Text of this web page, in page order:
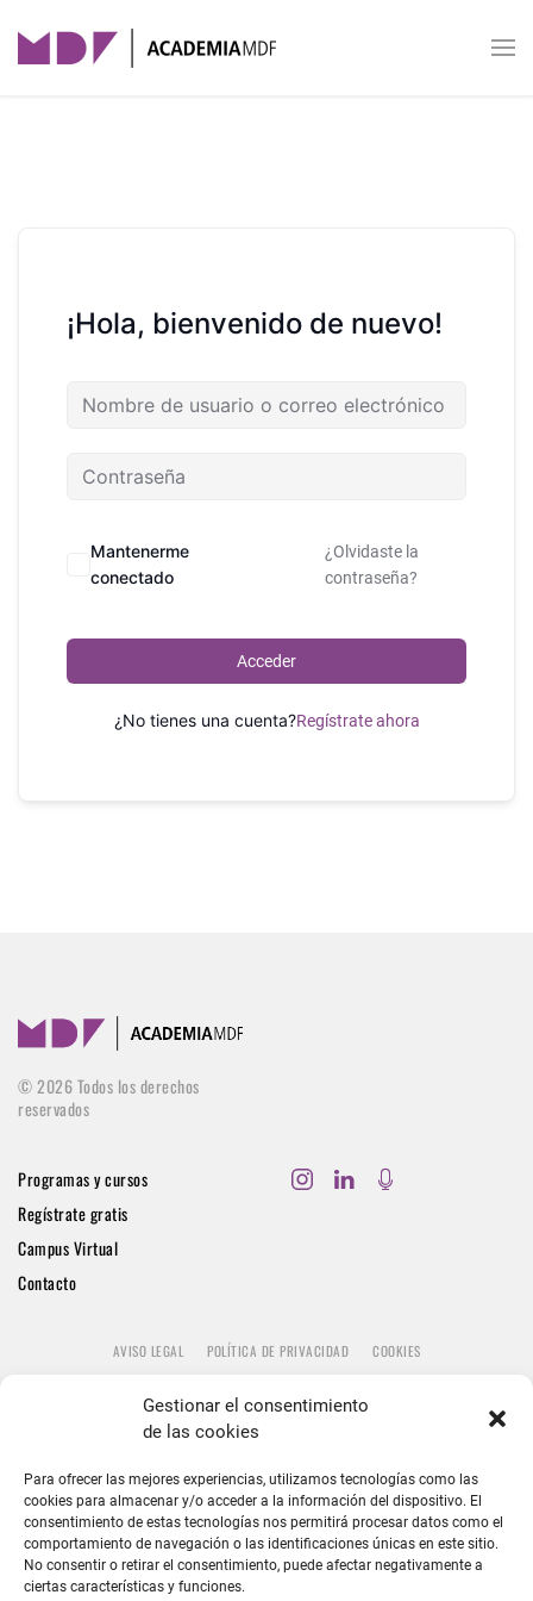
Gestionar el consentimiento
de las cookies
Para ofrecer las mejores experiencias, utilizamos tecnologías como las
cookies para almacenar y/o acceder a la información del dispositivo. El
consentimiento de estas tecnologías nos permitirá procesar datos como el
comportamiento de navegación o las identificaciones únicas en este sitio.
No consentir o retirar el consentimiento, puede afectar negativamente a
ciertas características y funciones.
Skip to main content
¡Hola, bienvenido de nuevo!
Mantenerme
conectado
¿Olvidaste la
contraseña?
Acceder
¿No tienes una cuenta?Regístrate ahora
©2026Todos los derechos
reservados
Programas y cursos
Regístrate gratis
Campus Virtual
Contacto
AVISO LEGAL POLÍTICA DE PRIVACIDAD COOKIES